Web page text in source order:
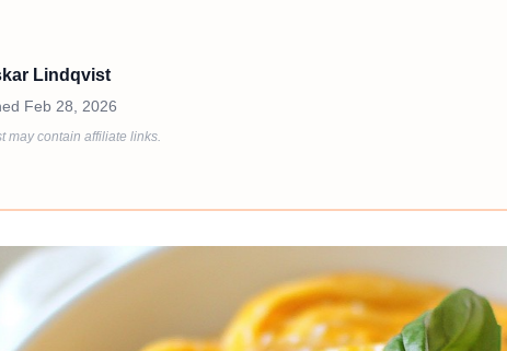
Lindqvist
Feb 28, 2026
may contain affiliate links.